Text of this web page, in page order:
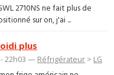
2710NS ne fait plus de
sur on, j'ai ...
plus
- 22h03 — Réfrigérateur > LG